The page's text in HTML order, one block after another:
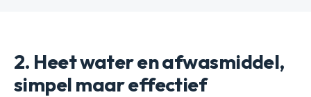
2. Heet water en afwasmiddel,
simpel maar effectief